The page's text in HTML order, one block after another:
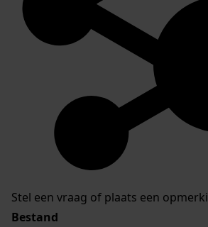
Stel een vraag of plaats een
Bestand